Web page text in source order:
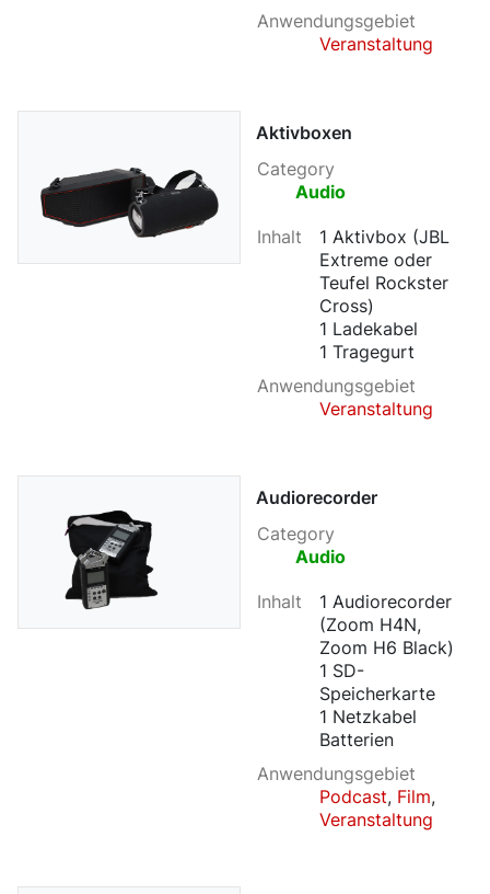
Anwendungsgebiet
Veranstaltung
Aktivboxen
Category
Audio
Inhalt
1 Aktivbox (JBL
Extreme oder
Teufel Rockster
Cross)
1 Ladekabel
1 Tragegurt
Anwendungsgebiet
Veranstaltung
Audiorecorder
Category
Audio
Inhalt
1 Audiorecorder
(Zoom H4N,
Zoom H6 Black)
1 SD-
Speicherkarte
1 Netzkabel
Batterien
Anwendungsgebiet
Podcast, Film,
Veranstaltung